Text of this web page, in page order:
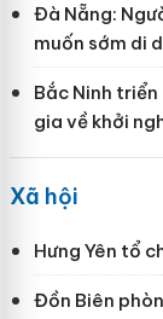
Đà Nẵng:
muốn sớm di
Bắc Ninh
gia về khởi
Xã hội
Hưng Yên tổ
Đồn Biên